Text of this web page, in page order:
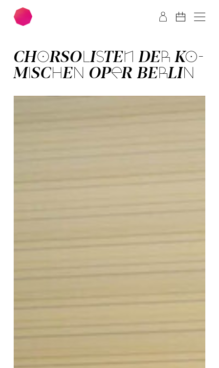
Zum Hauptinhalt springen Zum Footer springen
CHOR­SOLISTEN DER KO­
MISCHEN OPER BERLIN